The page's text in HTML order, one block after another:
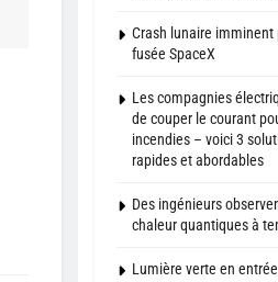
Crash lunaire imminent
fusée SpaceX
Les compagnies
de couper le courant
incendies – voici 3
rapides et abordables
Des ingénieurs
chaleur quantiques à
Lumière verte en